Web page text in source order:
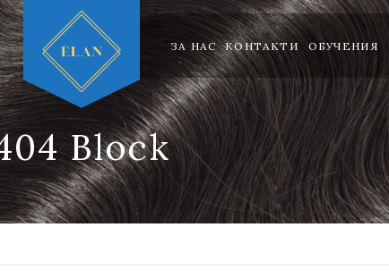
ЗА НАС КОНТАКТИ ОБУЧЕНИЯ
Block